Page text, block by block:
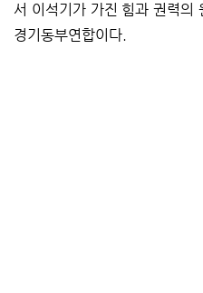
서 이석기가 가진 힘과 권력의
경기동부연합이다.